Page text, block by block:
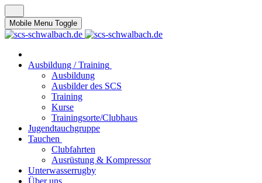
Mobile Menu Toggle
Ausbildung / Training
Ausbildung
Ausbilder des SCS
Training
Kurse
Trainingsorte/Clubhaus
Jugendtauchgruppe
Tauchen
Clubfahrten
Ausrüstung & Kompressor
Unterwasserrugby
Über uns